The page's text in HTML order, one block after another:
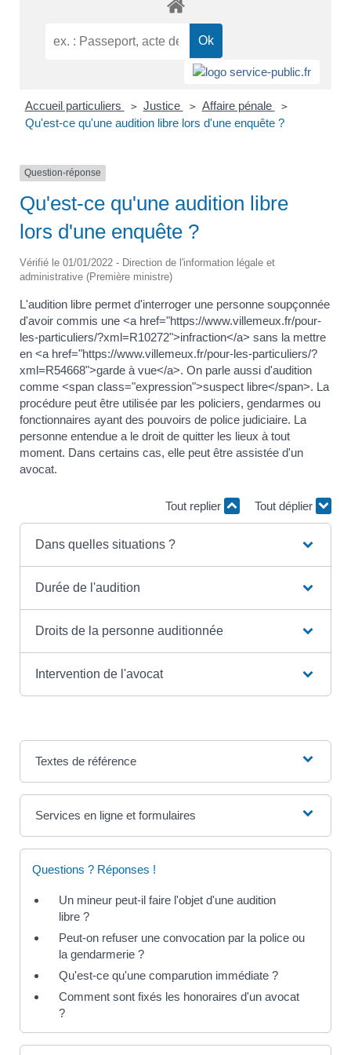
Accueil particuliers > Justice > Affaire pénale >
Qu'est-ce qu'une audition libre lors d'une enquête ?
Question-réponse
Qu'est-ce qu'une audition libre
lors d'une enquête ?
Vérifié le 01/01/2022 - Direction de l'information légale et
administrative (Première ministre)
L'audition libre permet d'interroger une personne soupçonnée
d'avoir commis une <a href="https://www.villemeux.fr/pour-
les-particuliers/?xml=R10272">infraction</a> sans la mettre
en <a href="https://www.villemeux.fr/pour-les-particuliers/?
xml=R54668">garde à vue</a>. On parle aussi d'audition
comme <span class="expression">suspect libre</span>. La
procédure peut être utilisée par les policiers, gendarmes ou
fonctionnaires ayant des pouvoirs de police judiciaire. La
personne entendue a le droit de quitter les lieux à tout
moment. Dans certains cas, elle peut être assistée d'un
avocat.
Tout replier Tout déplier
Dans quelles situations ?
Durée de l'audition
Droits de la personne auditionnée
Intervention de l'avocat
Textes de référence
Services en ligne et formulaires
Questions ? Réponses !
Un mineur peut-il faire l'objet d'une audition
libre ?
Peut-on refuser une convocation par la police ou
la gendarmerie ?
Qu'est-ce qu'une comparution immédiate ?
Comment sont fixés les honoraires d'un avocat
?